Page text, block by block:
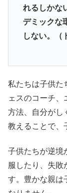
れるしかな
デミックな
しない。（
私たちは子供た
ェスのコーチ、
方法、自分がし
教えることで、
子供たちが逆境
服したり、失敗
す。豊かな親は